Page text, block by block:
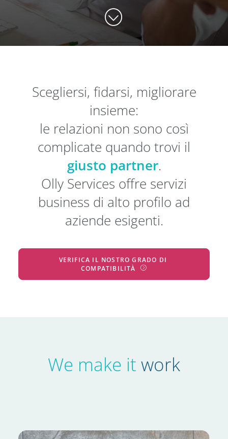
Scegliersi, fidarsi, migliorare
insieme:
le relazioni non sono così
complicate quando trovi il
giusto partner.
Olly Services offre servizi
business di alto profilo ad
aziende esigenti.
VERIFICA IL NOSTRO GRADO DI
COMPATIBILITÀ
We make it work